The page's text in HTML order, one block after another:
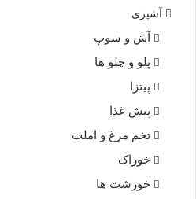
آشپزی
آش و سوپ
پلو و چلو ها
پیتزا
پیش غذا
تخم مرغ و املت
خوراک
خورشت ها